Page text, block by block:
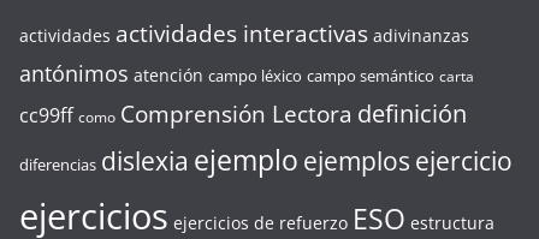
actividades actividades interactivas adivinanzas
antónimos atención campo léxico campo semántico carta
cc99ff como Comprensión Lectora definición
diferencias dislexia ejemplo ejemplos ejercicio
ejercicios ejercicios de refuerzo ESO estructura